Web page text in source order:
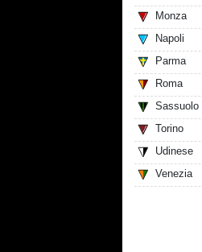
Monza
Napoli
Parma
Roma
Sassuolo
Torino
Udinese
Venezia